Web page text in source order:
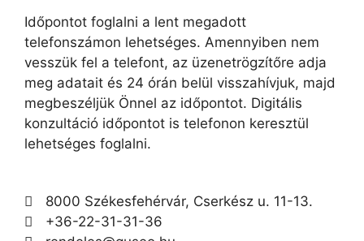
Időpontot foglalni a lent megadott
telefonszámon lehetséges. Amennyiben nem
vesszük fel a telefont, az üzenetrögzítőre adja
meg adatait és 24 órán belül visszahívjuk, majd
megbeszéljük Önnel az időpontot. Digitális
konzultáció időpontot is telefonon keresztül
lehetséges foglalni.
8000 Székesfehérvár, Cserkész u. 11-13.
+36-22-31-31-36